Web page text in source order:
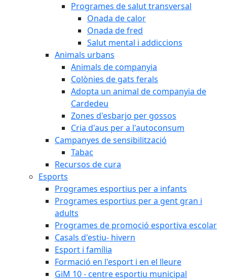
Programes de salut transversal
Onada de calor
Onada de fred
Salut mental i addiccions
Animals urbans
Animals de companyia
Colònies de gats ferals
Adopta un animal de companyia de
Cardedeu
Zones d'esbarjo per gossos
Cria d'aus per a l'autoconsum
Campanyes de sensibilització
Tabac
Recursos de cura
Esports
Programes esportius per a infants
Programes esportius per a gent gran i
adults
Programes de promoció esportiva escolar
Casals d'estiu- hivern
Esport i família
Formació en l'esport i en el lleure
GiM 10 - centre esportiu municipal